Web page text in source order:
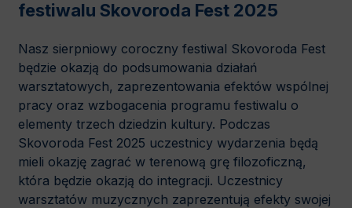
festiwalu Skovoroda Fest 2025
Nasz sierpniowy coroczny festiwal Skovoroda Fest
będzie okazją do podsumowania działań
warsztatowych, zaprezentowania efektów wspólnej
pracy oraz wzbogacenia programu festiwalu o
elementy trzech dziedzin kultury. Podczas
Skovoroda Fest 2025 uczestnicy wydarzenia będą
mieli okazję zagrać w terenową grę filozoficzną,
która będzie okazją do integracji. Uczestnicy
warsztatów muzycznych zaprezentują efekty swojej